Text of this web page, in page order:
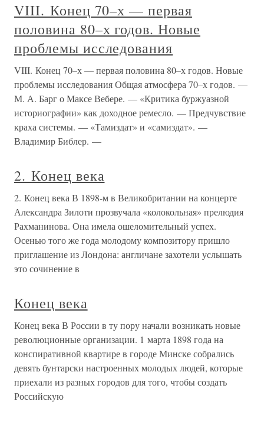
VIII. Конец 70–х — первая
половина 80–х годов. Новые
проблемы исследования
VIII. Конец 70–х — первая половина 80–х годов. Новые
проблемы исследования Общая атмосфера 70–х годов. —
М. А. Барг о Максе Вебере. — «Критика буржуазной
историографии» как доходное ремесло. — Предчувствие
краха системы. — «Тамиздат» и «самиздат». —
Владимир Библер. —
2. Конец века
2. Конец века В 1898-м в Великобритании на концерте
Александра Зилоти прозвучала «колокольная» прелюдия
Рахманинова. Она имела ошеломительный успех.
Осенью того же года молодому композитору пришло
приглашение из Лондона: англичане захотели услышать
это сочинение в
Конец века
Конец века В России в ту пору начали возникать новые
революционные организации. 1 марта 1898 года на
конспиративной квартире в городе Минске собрались
девять бунтарски настроенных молодых людей, которые
приехали из разных городов для того, чтобы создать
Российскую